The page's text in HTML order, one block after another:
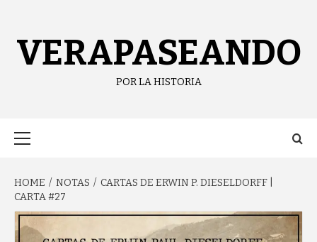
VERAPASEANDO
POR LA HISTORIA
HOME NOTAS
CARTAS DE ERWIN P. DIESELDORFF |
CARTA #27